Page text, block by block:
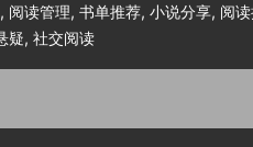
阅读管理, 书单推荐, 小说分享, 阅
疑, 社交阅读